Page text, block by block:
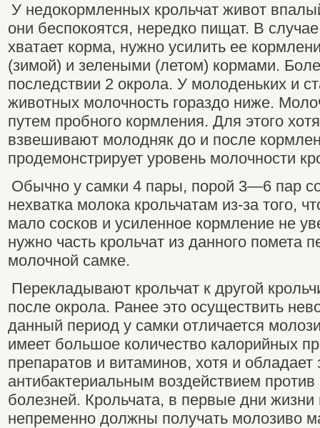
У недокормленных крольчат живот
они беспокоятся, нередко пищат. В
хватает корма, нужно усилить ее
(зимой) и зелеными (летом) кормами.
последствии 2 окрола. У молоденьких и
животных молочность гораздо ниже.
путем пробного кормления. Для этого
взвешивают молодняк до и после
продемонстрирует уровень молочности
Обычно у самки 4 пары, порой 3—6 пар
нехватка молока крольчатам из-за того,
мало сосков и усиленное кормление не
нужно часть крольчат из данного помета
молочной самке.
Перекладывают крольчат к другой
после окрола. Ранее это осуществить
данный период у самки отличается
имеет большое количество калорийных
препаратов и витаминов, хотя и
антибактериальным воздействием
болезней. Крольчата, в первые дни жизни
непременно должны получать молозиво